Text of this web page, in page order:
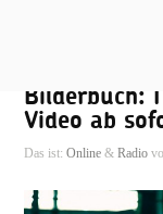
Bilderbuch:
Video ab
Das ist: Online& Radio